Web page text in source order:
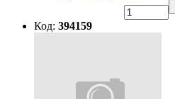
Код: 394159